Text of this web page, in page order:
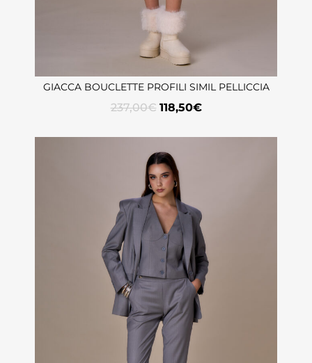
GIACCA BOUCLETTE PROFILI SIMIL PELLICCIA
237,00€ 118,50€